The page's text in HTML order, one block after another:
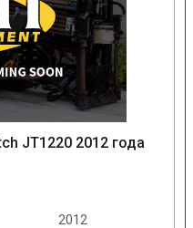
JT1220 2012 года
2012